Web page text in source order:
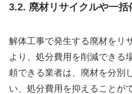
3.2. 廃材リサイクルや一括
解体工事で発生する廃材をリ
より、処分費用を削減できる
頼できる業者は、廃材を分別
い、処分費用を抑えることが